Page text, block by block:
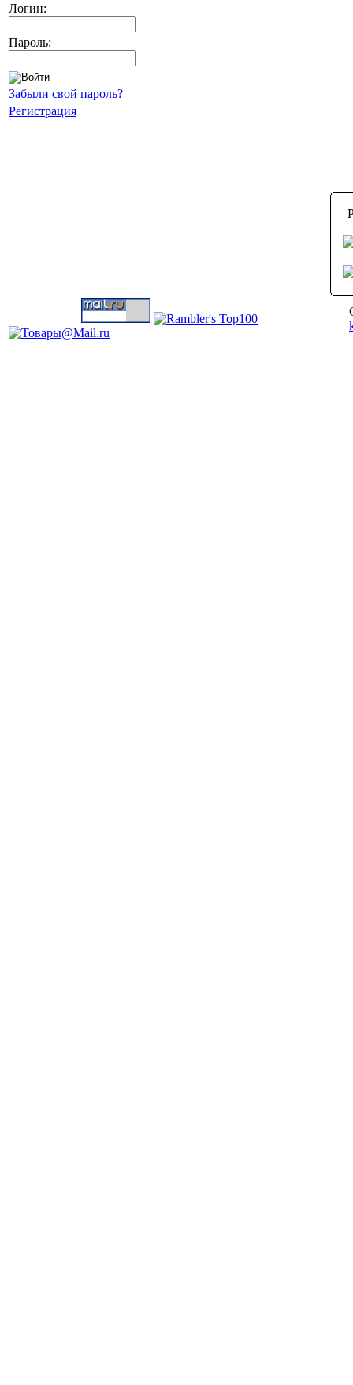
Логин:
Пароль:
Забыли свой пароль?
Регистрация